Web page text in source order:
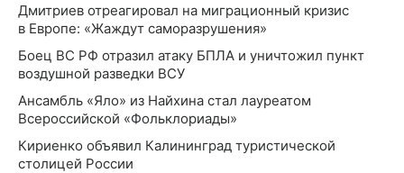
Дмитриев отреагировал на миграционный кризис
в Европе: «Жаждут саморазрушения»
Боец ВС РФ отразил атаку БПЛА и уничтожил пункт
воздушной разведки ВСУ
Ансамбль «Яло» из Найхина стал лауреатом
Всероссийской «Фольклориады»
Кириенко объявил Калининград туристической
столицей России